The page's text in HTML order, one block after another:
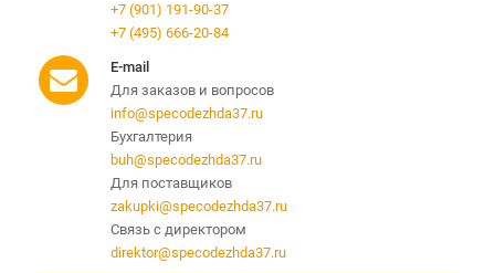
+7 (901) 191-90-37
+7 (495) 666-20-84
E-mail
Для заказов и вопросов
info@specodezhda37.ru
Бухгалтерия
buh@specodezhda37.ru
Для поставщиков
zakupki@specodezhda37.ru
Связь с директором
direktor@specodezhda37.ru